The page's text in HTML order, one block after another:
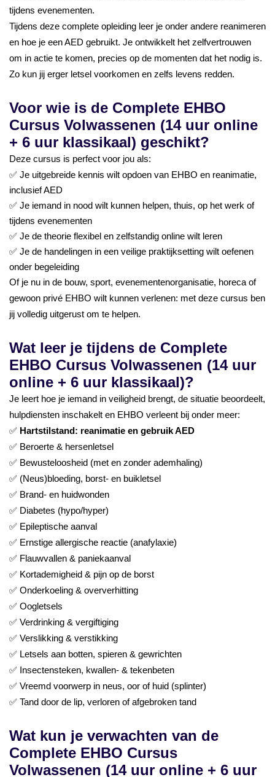
tijdens evenementen.
Tijdens deze complete opleiding leer je onder andere reanimeren
en hoe je een AED gebruikt. Je ontwikkelt het zelfvertrouwen
om in actie te komen, precies op de momenten dat het nodig is.
Zo kun jij erger letsel voorkomen en zelfs levens redden.
Voor wie is de Complete EHBO
Cursus Volwassenen (14 uur online
+ 6 uur klassikaal) geschikt?
Deze cursus is perfect voor jou als:
✅ Je uitgebreide kennis wilt opdoen van EHBO en reanimatie,
inclusief AED
✅ Je iemand in nood wilt kunnen helpen, thuis, op het werk of
tijdens evenementen
✅ Je de theorie flexibel en zelfstandig online wilt leren
✅ Je de handelingen in een veilige praktijksetting wilt oefenen
onder begeleiding
Of je nu in de bouw, sport, evenementenorganisatie, horeca of
gewoon privé EHBO wilt kunnen verlenen: met deze cursus ben
jij volledig uitgerust om te helpen.
Wat leer je tijdens de Complete
EHBO Cursus Volwassenen (14 uur
online + 6 uur klassikaal)?
Je leert hoe je iemand in veiligheid brengt, de situatie beoordeelt,
hulpdiensten inschakelt en EHBO verleent bij onder meer:
✅ Hartstilstand: reanimatie en gebruik AED
✅ Beroerte & hersenletsel
✅ Bewusteloosheid (met en zonder ademhaling)
✅ (Neus)bloeding, borst- en buikletsel
✅ Brand- en huidwonden
✅ Diabetes (hypo/hyper)
✅ Epileptische aanval
✅ Ernstige allergische reactie (anafylaxie)
✅ Flauwvallen & paniekaanval
✅ Kortademigheid & pijn op de borst
✅ Onderkoeling & oververhitting
✅ Oogletsels
✅ Verdrinking & vergiftiging
✅ Verslikking & verstikking
✅ Letsels aan botten, spieren & gewrichten
✅ Insectensteken, kwallen- & tekenbeten
✅ Vreemd voorwerp in neus, oor of huid (splinter)
✅ Tand door de lip, verloren of afgebroken tand
Wat kun je verwachten van de
Complete EHBO Cursus
Volwassenen (14 uur online + 6 uur